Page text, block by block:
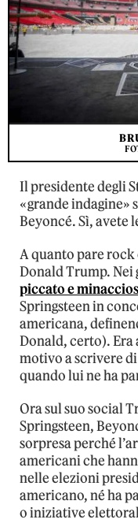
Il presidente degli
«grande indagine»
Beyoncé. Sì, avete
A quanto pare rock
Donald Trump. Nei
piccato e
Springsteen in
americana,
Donald, certo). Era
motivo a scrivere
quando lui ne ha
Ora sul suo social
Springsteen,
sorpresa perché
americani che
nelle elezioni
americano, né ha
o iniziative